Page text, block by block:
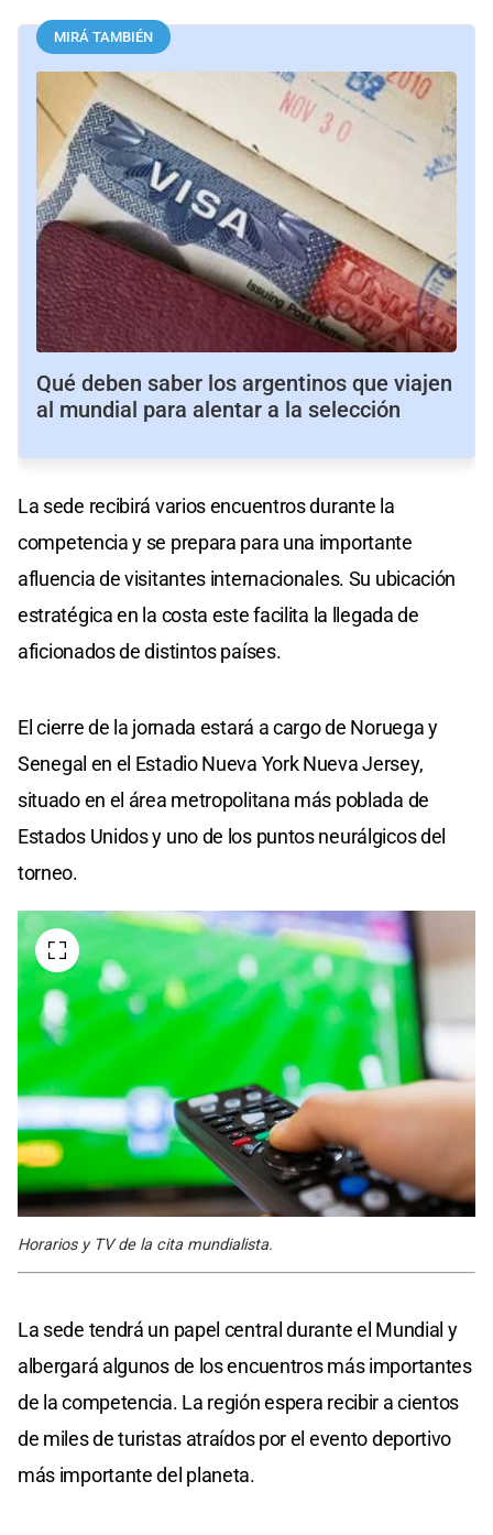
MIRÁ TAMBIÉN
Qué deben saber los argentinos que viajen
al mundial para alentar a la selección
La sede recibirá varios encuentros durante la
competencia y se prepara para una importante
afluencia de visitantes internacionales. Su ubicación
estratégica en la costa este facilita la llegada de
aficionados de distintos países.
El cierre de la jornada estará a cargo de Noruega y
Senegal en el Estadio Nueva York Nueva Jersey,
situado en el área metropolitana más poblada de
Estados Unidos y uno de los puntos neurálgicos del
torneo.
Horarios y TV de la cita mundialista.
La sede tendrá un papel central durante el Mundial y
albergará algunos de los encuentros más importantes
de la competencia. La región espera recibir a cientos
de miles de turistas atraídos por el evento deportivo
más importante del planeta.